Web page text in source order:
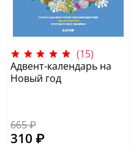
(15)
Адвент-календарь на
Новый год
665 ₽
310 ₽